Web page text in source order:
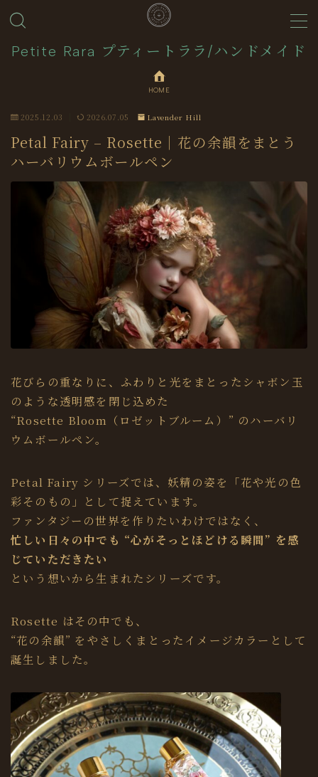
Petite Rara プティートララ/ハンドメイド
MENU
Journal
Collection
HOME
2025.12.03 2026.07.05 Lavender Hill
Petal Fairy – Rosette｜花の余韻をまとう
ハーバリウムボールペン
花びらの重なりに、ふわりと光をまとったシャボン玉
のような透明感を閉じ込めた
“Rosette Bloom（ロゼットブルーム）” のハーバリ
ウムボールペン。
Petal Fairy シリーズでは、妖精の姿を「花や光の色
彩そのもの」として捉えています。
ファンタジーの世界を作りたいわけではなく、
忙しい日々の中でも “心がそっとほどける瞬間” を感
じていただきたい
という想いから生まれたシリーズです。
Rosette はその中でも、
“花の余韻” をやさしくまとったイメージカラーとして
誕生しました。